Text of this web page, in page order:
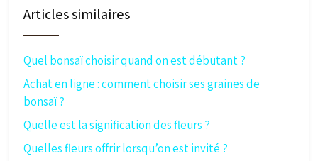
Articles similaires
Quel bonsaï choisir quand on est débutant ?
Achat en ligne : comment choisir ses graines de
bonsaï ?
Quelle est la signification des fleurs ?
Quelles fleurs offrir lorsqu’on est invité ?